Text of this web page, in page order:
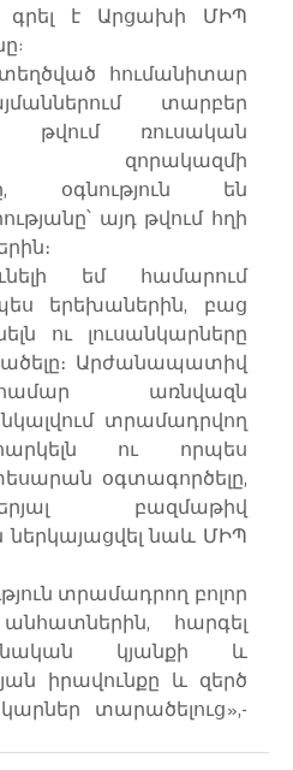
գրել է Արցախի ՄԻՊ
հումանիտար
տարբեր
թվում ռուսական
զորակազմի
օգնություն են
այդ թվում հղի
եմ համարում
երեխաներին, բաց
ու լուսանկարները
Արժանապատիվ
առնվազն
տրամադրվող
ու որպես
օգտագործելը,
բազմաթիվ
ներկայացվել նաև ՄԻՊ
տրամադրող բոլոր
հարգել
կյանքի և
իրավունքը և զերծ
տարածելուց»,-